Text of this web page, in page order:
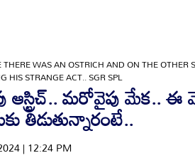
THERE WAS AN OSTRICH AND ON THE OTHER
HIS STRANGE ACT.. SGR SPL
ఆస్ట్రిచ్.. మరోవైపు మేక..
తిడుతున్నారంటే..
| 12:24 PM